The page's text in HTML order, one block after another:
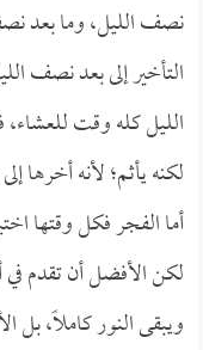
نصف الليل، وما بعد
التأخير إلى بعد نصف
الليل كله وقت
لكنه يأثم؛ لأنه أخرها
أما الفجر فكل وقتها
لكن الأفضل أن تقدم في
ويبقى النور كاملاً،